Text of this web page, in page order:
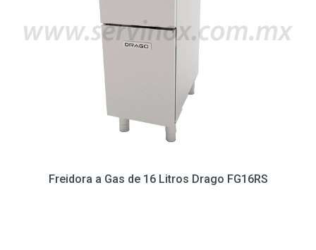
Freidora a Gas de 16 Litros Drago FG16RS